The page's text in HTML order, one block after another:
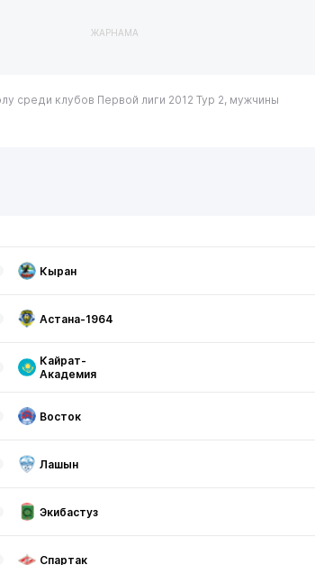
ЖАРНАМА
среди клубов Первой лиги 2012 Тур 2, мужчины
Кыран
Астана-1964
Кайрат-
Академия
Восток
Лашын
Экибастуз
Спартак